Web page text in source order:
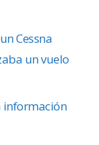
Cessna
un vuelo
información